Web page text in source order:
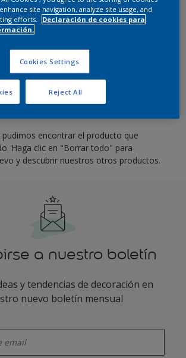
los productos para
Filter
encontrar el producto que
Haga clic en "Borrar todo" para
y descubrir nuestros otros productos.
a nuestro boletín
y tendencias de decoración en
nuevo boletín mensual
site navigation, analyze site usage, and
efforts.
Declaración de cookies para
Cookies Settings
Reject All